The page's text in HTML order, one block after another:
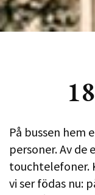
På bussen hem
personer. Av de
touchtelefoner.
vi ser födas nu: